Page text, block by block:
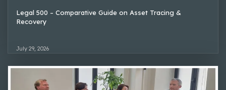
Legal 500 – Comparative Guide on Asset Tracing &
Recovery
July 29, 2026